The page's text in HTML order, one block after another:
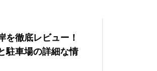
を徹底レビュー！
駐車場の詳細な情